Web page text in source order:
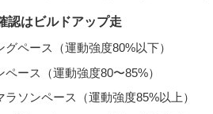
認はビルドアップ走
グペース（運動強度80%以下）
ペース（運動強度80〜85%）
ラソンペース（運動強度85%以上）